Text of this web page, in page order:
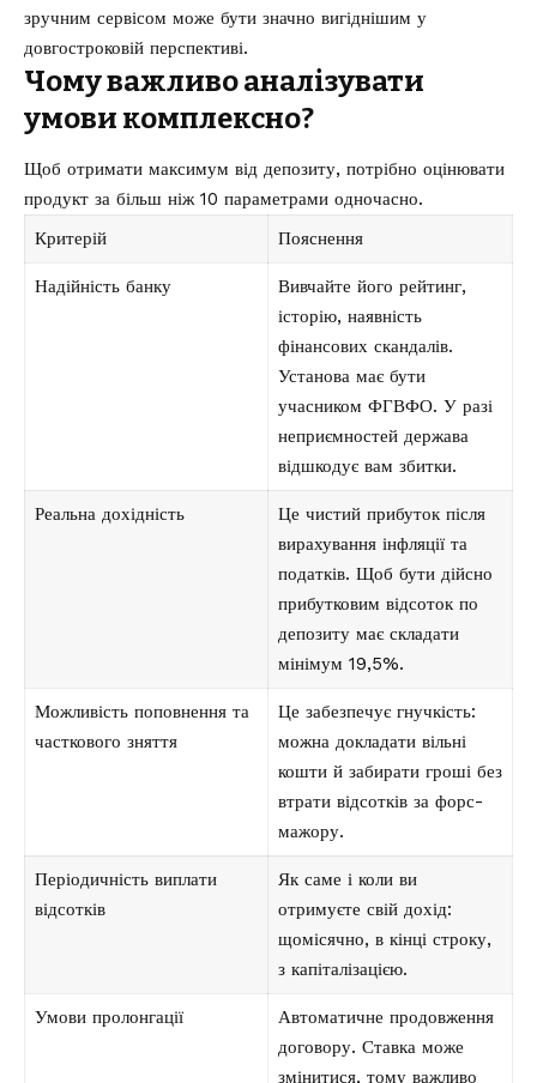
зручним сервісом може бути значно вигіднішим у
довгостроковій перспективі.
Чому важливо аналізувати
умови комплексно?
Щоб отримати максимум від депозиту, потрібно оцінювати
продукт за більш ніж 10 параметрами одночасно.
Критерій
Пояснення
Надійність банку
Вивчайте його рейтинг,
історію, наявність
фінансових скандалів.
Установа має бути
учасником ФГВФО. У разі
неприємностей держава
відшкодує вам збитки.
Реальна дохідність
Це чистий прибуток після
вирахування інфляції та
податків. Щоб бути дійсно
прибутковим відсоток по
депозиту має складати
мінімум 19,5%.
Можливість поповнення та
часткового зняття
Це забезпечує гнучкість:
можна докладати вільні
кошти й забирати гроші без
втрати відсотків за форс-
мажору.
Періодичність виплати
відсотків
Як саме і коли ви
отримуєте свій дохід:
щомісячно, в кінці строку,
з капіталізацією.
Умови пролонгації
Автоматичне продовження
договору. Ставка може
змінитися, тому важливо